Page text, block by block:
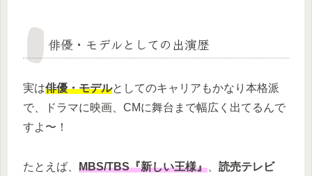
俳優・モデルとしての出演歴
実は俳優・モデルとしてのキャリアもかなり本格派
で、ドラマに映画、CMに舞台まで幅広く出てるんで
すよ〜！
たとえば、 MBS/TBS『新しい王様』
読売テレビ